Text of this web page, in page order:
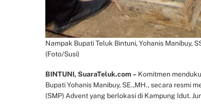
Nampak Bupati Teluk Bintuni, Yohanis Manibuy,
(Foto/Susi)
BINTUNI, SuaraTeluk.com – Komitmen
Bupati Yohanis Manibuy, SE.,MH., secara resmi
(SMP) Advent yang berlokasi di Kampung Idut.